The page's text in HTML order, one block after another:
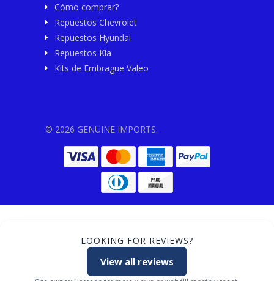
Cómo comprar?
Repuestos Chevrolet
Repuestos Hyundai
Repuestos Kia
Kits de Embrague Valeo
© 2026 GENUINE IMPORTS.
LOOKING FOR REVIEWS?
View all reviews